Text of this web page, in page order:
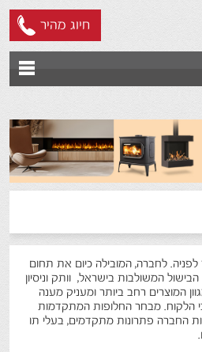
חיוג מהיר
לחברה, המובילה כיום את תחום
הבישול המשולבות בישראל, וותק וניסיון
מ-30 שנה. מגוון המוצרים רחב ביותר ומעניק מענה
הלקוח. מבחר החלופות המתקדמות
החברה פתרונות מתקדמים, בעלי תו